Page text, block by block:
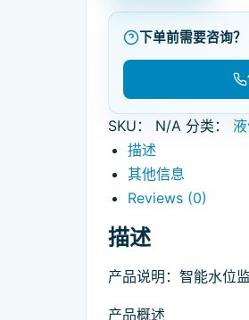
下单前需要咨询？
SKU： N/A 分类：
描述
其他信息
Reviews (0)
描述
产品说明：智能水位
产品概述